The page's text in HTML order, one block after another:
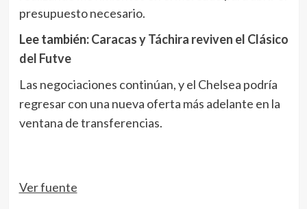
presupuesto necesario.
Lee también:Caracas y Táchira reviven el Clásico
del Futve
Las negociaciones continúan, y el Chelsea podría
regresar con una nueva oferta más adelante en la
ventana de transferencias.
Ver fuente